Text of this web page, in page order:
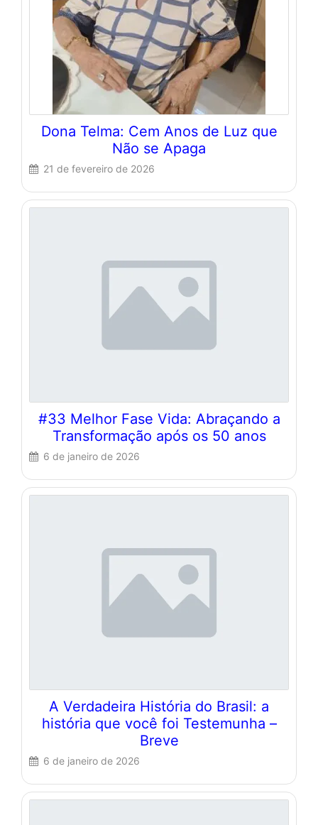
Dona Telma: Cem Anos de Luz que
Não se Apaga
21 de fevereiro de 2026
#33 Melhor Fase Vida: Abraçando a
Transformação após os 50 anos
6 de janeiro de 2026
A Verdadeira História do Brasil: a
história que você foi Testemunha –
Breve
6 de janeiro de 2026